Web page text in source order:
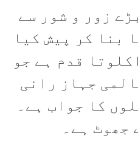
زور و شور سے
بنا کر پیش کیا
قدم ہے جو
جہاز رانی
کا جواب ہے۔
جھوٹ ہے۔